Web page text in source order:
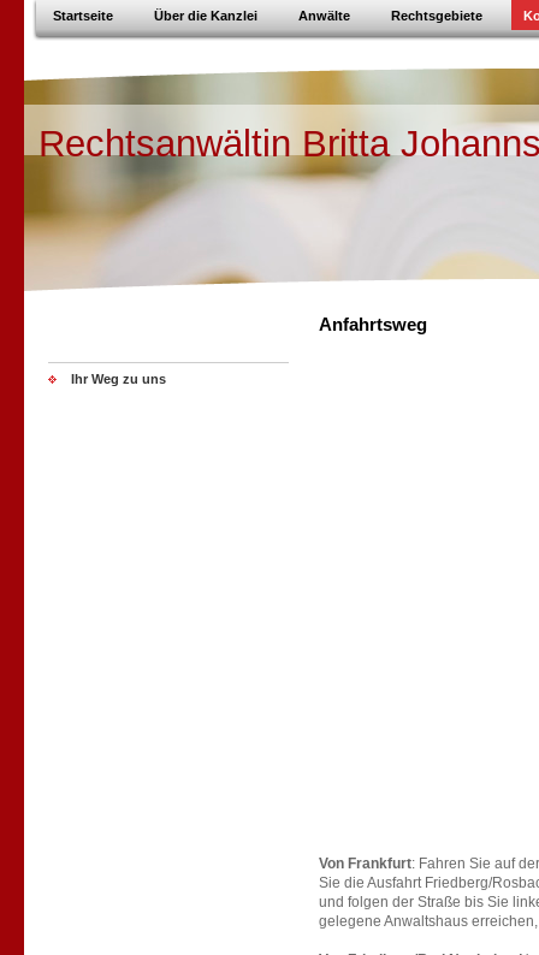
Startseite Über die Kanzlei Anwälte Rechtsgebiete
Rechtsanwältin Britta
Ihr Weg zu uns
Anfahrtsweg
Von Frankfurt: Fahren Sie auf
Sie die Ausfahrt Friedberg/
und folgen der Straße bis Sie
gelegene Anwaltshaus